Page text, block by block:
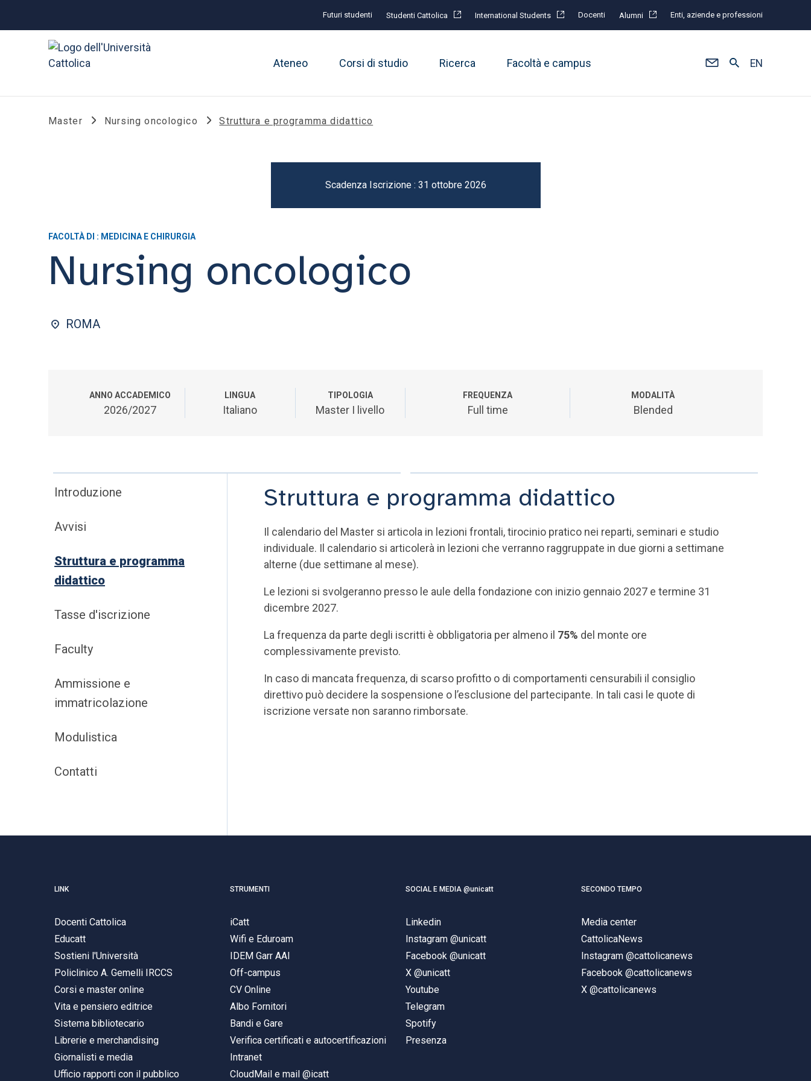
Futuri studenti Studenti Cattolica International Students Docenti Alumni Enti, aziende e professioni
Ateneo Corsi di studio Ricerca Facoltà e campus EN
Master Nursing oncologico Struttura e programma didattico
Scadenza Iscrizione : 31 ottobre 2026
FACOLTÀ DI : MEDICINA E CHIRURGIA
Nursing oncologico
ROMA
ANNO ACCADEMICO
2026/2027
LINGUA
Italiano
TIPOLOGIA
Master I livello
FREQUENZA
Full time
MODALITÀ
Blended
Introduzione
Avvisi
Struttura e programma
didattico
Tasse d'iscrizione
Faculty
Ammissione e
immatricolazione
Modulistica
Contatti
Struttura e programma didattico
Il calendario del Master si articola in lezioni frontali, tirocinio pratico nei reparti, seminari e studio
individuale. Il calendario si articolerà in lezioni che verranno raggruppate in due giorni a settimane
alterne (due settimane al mese).
Le lezioni si svolgeranno presso le aule della fondazione con inizio gennaio 2027 e termine 31
dicembre 2027.
La frequenza da parte degli iscritti è obbligatoria per almeno il 75% del monte ore
complessivamente previsto.
In caso di mancata frequenza, di scarso profitto o di comportamenti censurabili il consiglio
direttivo può decidere la sospensione o l’esclusione del partecipante. In tali casi le quote di
iscrizione versate non saranno rimborsate.
LINK
Docenti Cattolica
Educatt
Sostieni l'Università
Policlinico A. Gemelli IRCCS
Corsi e master online
Vita e pensiero editrice
Sistema bibliotecario
Librerie e merchandising
Giornalisti e media
Ufficio rapporti con il pubblico
STRUMENTI
iCatt
Wifi e Eduroam
IDEM Garr AAI
Off-campus
CV Online
Albo Fornitori
Bandi e Gare
Verifica certificati e autocertificazioni
Intranet
CloudMail e mail @icatt
SOCIAL E MEDIA @unicatt
Linkedin
Instagram @unicatt
Facebook @unicatt
X @unicatt
Youtube
Telegram
Spotify
Presenza
SECONDO TEMPO
Media center
CattolicaNews
Instagram @cattolicanews
Facebook @cattolicanews
X @cattolicanews